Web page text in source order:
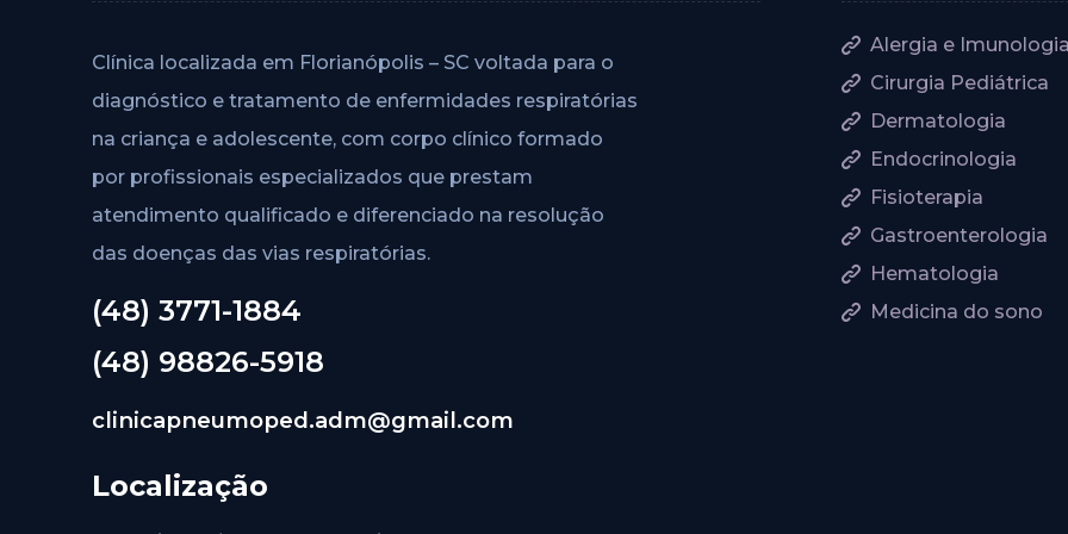
Clínica localizada em Florianópolis – SC voltada para o
diagnóstico e tratamento de enfermidades respiratórias
na criança e adolescente, com corpo clínico formado
por profissionais especializados que prestam
atendimento qualificado e diferenciado na resolução
das doenças das vias respiratórias.
(48) 3771-1884
(48) 98826-5918
clinicapneumoped.adm@gmail.com
Localização
Alergia e
Cirurgia Pediátrica
Dermatologia
Endocrinologia
Fisioterapia
Gastroenterologia
Hematologia
Medicina do sono